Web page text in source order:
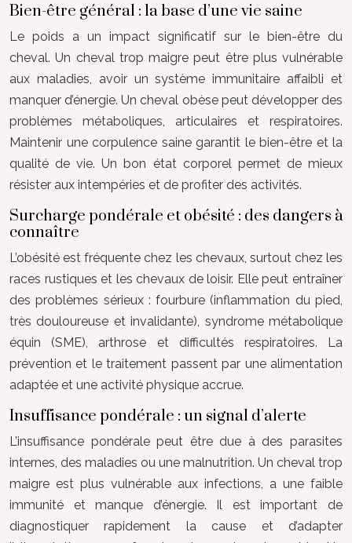
Bien-être général : la base d’une vie saine
Le poids a un impact significatif sur le bien-être du
cheval. Un cheval trop maigre peut être plus vulnérable
aux maladies, avoir un système immunitaire affaibli et
manquer d’énergie. Un cheval obèse peut développer des
problèmes métaboliques, articulaires et respiratoires.
Maintenir une corpulence saine garantit le bien-être et la
qualité de vie. Un bon état corporel permet de mieux
résister aux intempéries et de profiter des activités.
Surcharge pondérale et obésité : des dangers à
connaître
L’obésité est fréquente chez les chevaux, surtout chez les
races rustiques et les chevaux de loisir. Elle peut entraîner
des problèmes sérieux : fourbure (inflammation du pied,
très douloureuse et invalidante), syndrome métabolique
équin (SME), arthrose et difficultés respiratoires. La
prévention et le traitement passent par une alimentation
adaptée et une activité physique accrue.
Insuffisance pondérale : un signal d’alerte
L’insuffisance pondérale peut être due à des parasites
internes, des maladies ou une malnutrition. Un cheval trop
maigre est plus vulnérable aux infections, a une faible
immunité et manque d’énergie. Il est important de
diagnostiquer rapidement la cause et d’adapter